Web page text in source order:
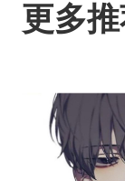
更多